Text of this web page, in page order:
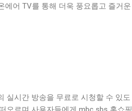
에어 TV를 통해 더욱 풍요롭고 즐거운
실시간 방송을 무료로 시청할 수 있도